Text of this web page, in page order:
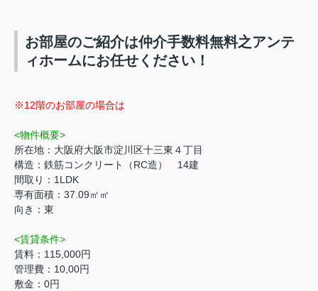
お部屋のご紹介は仲介手数料無料之アンテ
ィホームにお任せください！
※12階のお部屋の場合は
<物件概要>
所在地：大阪府大阪市淀川区十三東４丁目
構造：鉄筋コンクリート（RC造） 14建
間取り：1LDK
専有面積：37.09㎡㎡
向き：東
<賃貸条件>
賃料：115,000円
管理費：10,00円
敷金：0円